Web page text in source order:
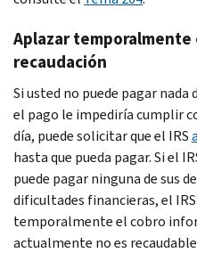
Aplazar temporalmente
recaudación
Si usted no puede pagar nada
el pago le impediría cumplir
día, puede solicitar que el IRS
hasta que pueda pagar. Si el
puede pagar ninguna de sus
dificultades financieras, el
temporalmente el cobro
actualmente no es